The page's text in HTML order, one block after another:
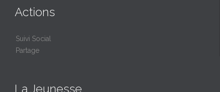
Actions
Suivi Social
Partage
La Jeunesse